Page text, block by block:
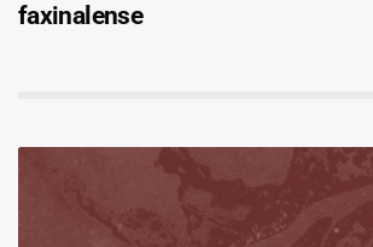
faxinalense